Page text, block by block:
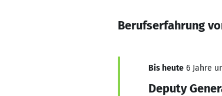
Berufserfahrung
Bis heute 6 Jahre
Deputy